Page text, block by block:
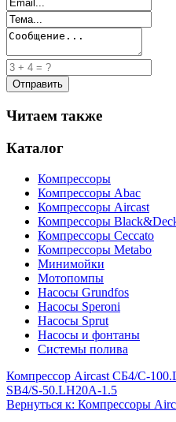
Читаем также
Каталог
Компрессоры
Компрессоры Abac
Компрессоры Aircast
Компрессоры
Компрессоры Ceccato
Компрессоры Metabo
Минимойки
Мотопомпы
Насосы Grundfos
Насосы Speroni
Насосы Sprut
Насосы и фонтаны
Системы полива
Компрессор Aircast СБ4/С-
SB4/S-50.LH20A-1.5
Вернуться к: Компрессоры